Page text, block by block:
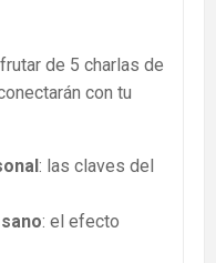
de 5 charlas de
con tu
: las claves del
: el efecto